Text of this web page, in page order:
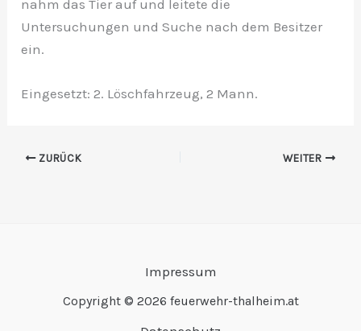
nahm das Tier auf und leitete die
Untersuchungen und Suche nach dem Besitzer
ein.
Eingesetzt: 2. Löschfahrzeug, 2 Mann.
ZURÜCK WEITER
Impressum
Copyright © 2026 feuerwehr-thalheim.at